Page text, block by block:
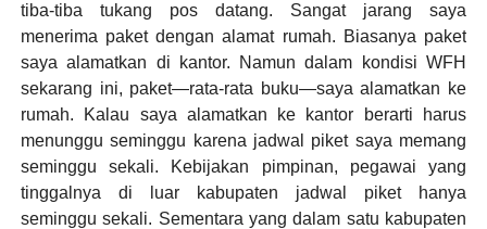
tiba-tiba tukang pos datang. Sangat jarang saya
menerima paket dengan alamat rumah. Biasanya paket
saya alamatkan di kantor. Namun dalam kondisi WFH
sekarang ini, paket—rata-rata buku—saya alamatkan ke
rumah. Kalau saya alamatkan ke kantor berarti harus
menunggu seminggu karena jadwal piket saya memang
seminggu sekali. Kebijakan pimpinan, pegawai yang
tinggalnya di luar kabupaten jadwal piket hanya
seminggu sekali. Sementara yang dalam satu kabupaten